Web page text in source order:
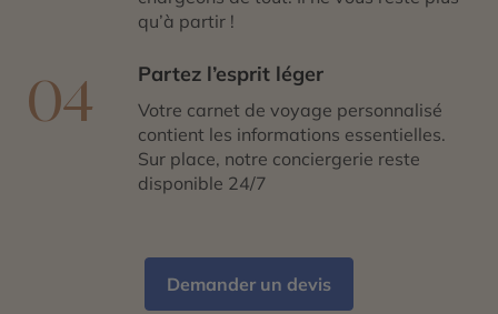
qu’à partir !
04 Partez l’esprit léger
Votre carnet de voyage personnalisé
contient les informations essentielles.
Sur place, notre conciergerie reste
disponible 24/7
Demander un devis